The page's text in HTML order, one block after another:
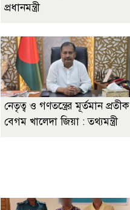
প্রধানমন্ত্রী
নেতৃত্ব ও গণতন্ত্রের মূর্তমান প্রতীক
বেগম খালেদা জিয়া : তথ্যমন্ত্রী